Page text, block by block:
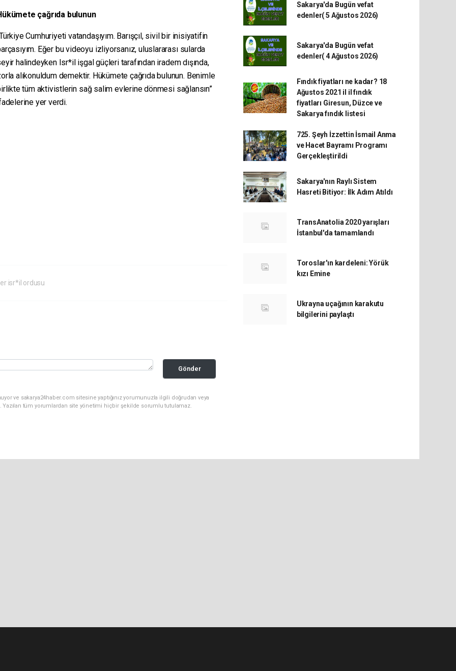
çağrıda bulunun
Cumhuriyeti vatandaşıyım. Barışçıl, sivil bir inisiyatifin
Eğer bu videoyu izliyorsanız, uluslararası sularda
halindeyken Isr*il işgal güçleri tarafından iradem dışında,
alıkonuldum demektir. Hükümete çağrıda bulunun. Benimle
tüm aktivistlerin sağ salim evlerine dönmesi sağlansın”
yer verdi.
isr*il ordusu
Gönder
ve sakarya24haber.com sitesine yaptığınız yorumunuzla ilgili doğrudan veya
Yazılan tüm yorumlardan site yönetimi hiçbir şekilde sorumlu tutulamaz.
Sakarya'da Bugün vefat
edenler( 5 Ağustos 2026)
Sakarya'da Bugün vefat
edenler( 4 Ağustos 2026)
Fındık fiyatları ne kadar? 18
Ağustos 2021 il il fındık
fiyatları Giresun, Düzce ve
Sakarya fındık listesi
725. Şeyh İzzettin İsmail Anma
ve Hacet Bayramı Programı
Gerçekleştirildi
Sakarya'nın Raylı Sistem
Hasreti Bitiyor: İlk Adım Atıldı
TransAnatolia 2020 yarışları
İstanbul'da tamamlandı
Toroslar'ın kardeleni: Yörük
kızı Emine
Ukrayna uçağının karakutu
bilgilerini paylaştı